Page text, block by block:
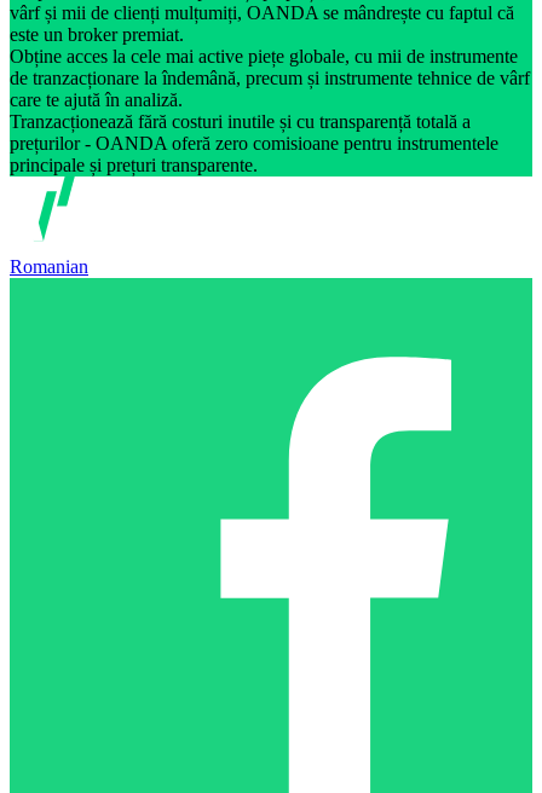
vârf și mii de clienți mulțumiți, OANDA se mândrește cu faptul că
este un broker premiat.
Obține acces la cele mai active piețe globale, cu mii de instrumente
de tranzacționare la îndemână, precum și instrumente tehnice de vârf
care te ajută în analiză.
Tranzacționează fără costuri inutile și cu transparență totală a
prețurilor - OANDA oferă zero comisioane pentru instrumentele
principale și prețuri transparente.
Romanian